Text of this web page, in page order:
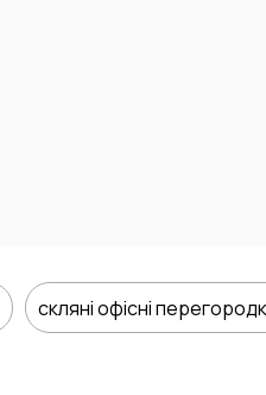
скляні офісні